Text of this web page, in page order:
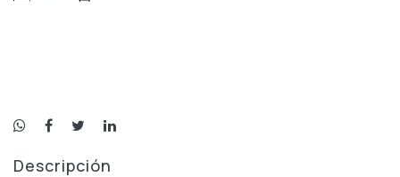
Descripción